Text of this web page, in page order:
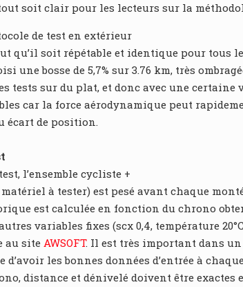
soit clair pour les lecteurs sur la
de test en extérieur
qu’il soit répétable et identique pour tous
une bosse de 5,7% sur 3.76 km, très
tests sur du plat, et donc avec une certaine
car la force aérodynamique peut
écart de position.
l’ensemble cycliste +
à tester) est pesé avant chaque
est calculée en fonction du chrono
variables fixes (scx 0,4, température
au siteAWSOFT. Il est très important dans un
les bonnes données d’entrée à
distance et dénivelé doivent être